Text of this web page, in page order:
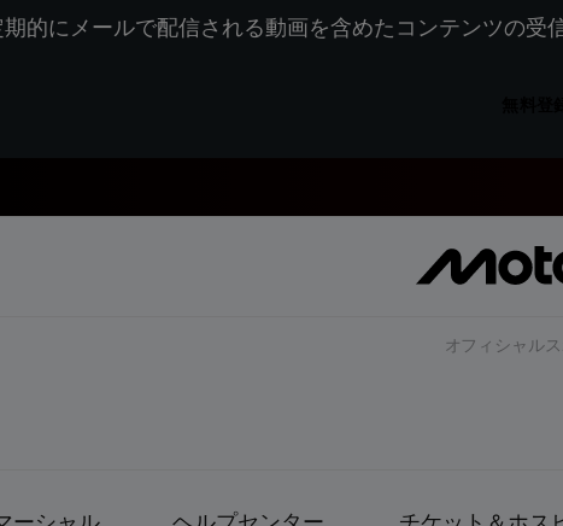
期的にメールで配信される動画を含めたコンテンツの
オフィシャル